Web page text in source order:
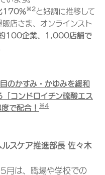
170%※2と好調に推移して
店さま、オンラインスト
100企業、1,000店舗で
のかすみ・かゆみを緩和
コンドロイチン硫酸エス
で配合！
※4
スケア推進部長 佐々木
月は、職場や学校での